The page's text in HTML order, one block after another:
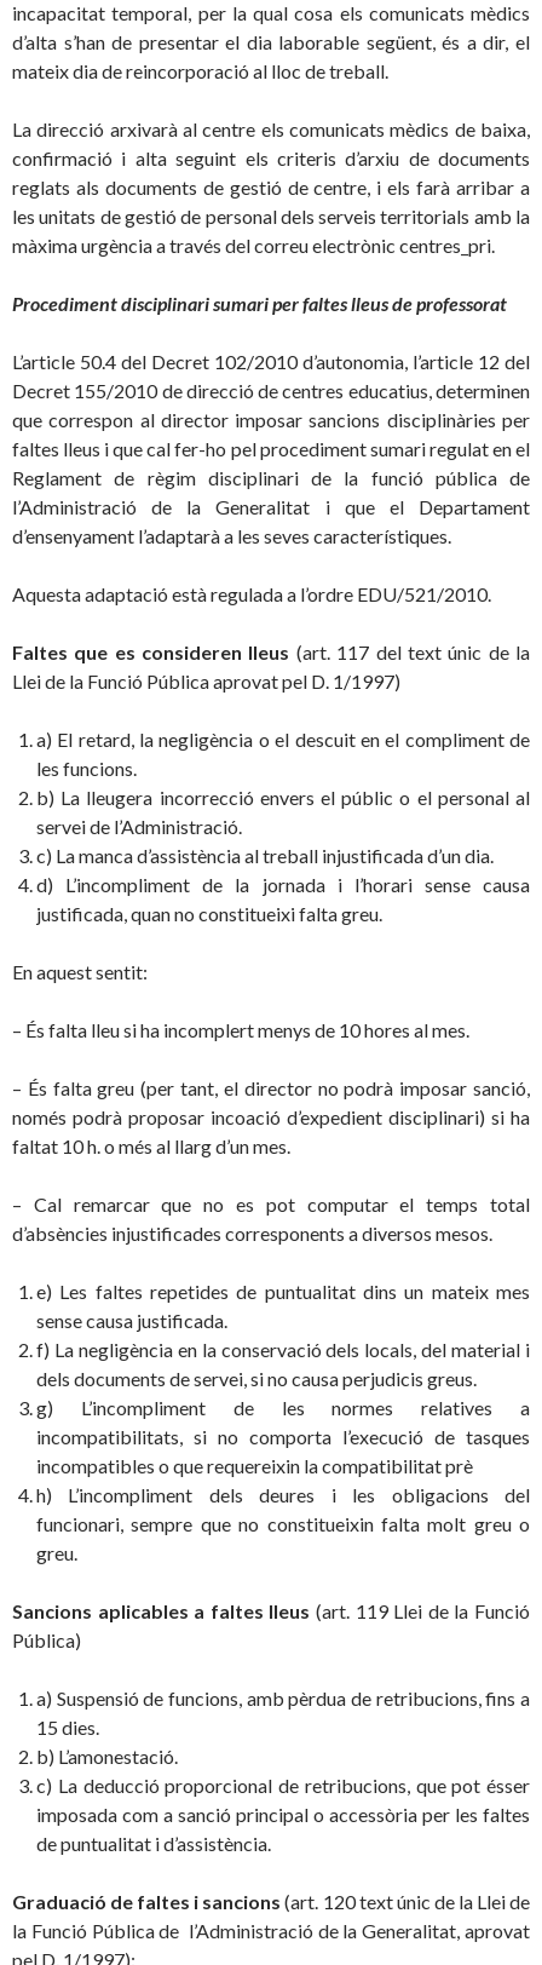
incapacitat temporal, per la qual cosa els comunicats mèdics
d’alta s’han de presentar el dia laborable següent, és a dir, el
mateix dia de reincorporació al lloc de treball.
La direcció arxivarà al centre els comunicats mèdics de baixa,
confirmació i alta seguint els criteris d’arxiu de documents
reglats als documents de gestió de centre, i els farà arribar a
les unitats de gestió de personal dels serveis territorials amb la
màxima urgència a través del correu electrònic centres_pri.
Procediment disciplinari sumari per faltes lleus de professorat
L’article 50.4 del Decret 102/2010 d’autonomia, l’article 12 del
Decret 155/2010 de direcció de centres educatius, determinen
que correspon al director imposar sancions disciplinàries per
faltes lleus i que cal fer-ho pel procediment sumari regulat en el
Reglament de règim disciplinari de la funció pública de
l’Administració de la Generalitat i que el Departament
d’ensenyament l’adaptarà a les seves característiques.
Aquesta adaptació està regulada a l’ordre EDU/521/2010.
Faltes que es consideren lleus (art. 117 del text únic de la
Llei de la Funció Pública aprovat pel D. 1/1997)
a) El retard, la negligència o el descuit en el compliment de
les funcions.
b) La lleugera incorrecció envers el públic o el personal al
servei de l’Administració.
c) La manca d’assistència al treball injustificada d’un dia.
d) L’incompliment de la jornada i l’horari sense causa
justificada, quan no constitueixi falta greu.
En aquest sentit:
– És falta lleu si ha incomplert menys de 10 hores al mes.
– És falta greu (per tant, el director no podrà imposar sanció,
només podrà proposar incoació d’expedient disciplinari) si ha
faltat 10 h. o més al llarg d’un mes.
– Cal remarcar que no es pot computar el temps total
d’absències injustificades corresponents a diversos mesos.
e) Les faltes repetides de puntualitat dins un mateix mes
sense causa justificada.
f) La negligència en la conservació dels locals, del material i
dels documents de servei, si no causa perjudicis greus.
g) L’incompliment de les normes relatives a
incompatibilitats, si no comporta l’execució de tasques
incompatibles o que requereixin la compatibilitat prè
h) L’incompliment dels deures i les obligacions del
funcionari, sempre que no constitueixin falta molt greu o
greu.
Sancions aplicables a faltes lleus (art. 119 Llei de la Funció
Pública)
a) Suspensió de funcions, amb pèrdua de retribucions, fins a
15 dies.
b) L’amonestació.
c) La deducció proporcional de retribucions, que pot ésser
imposada com a sanció principal o accessòria per les faltes
de puntualitat i d’assistència.
Graduació de faltes i sancions(art. 120 text únic de la Llei de
la Funció Pública de l’Administració de la Generalitat, aprovat
pel D. 1/1997):